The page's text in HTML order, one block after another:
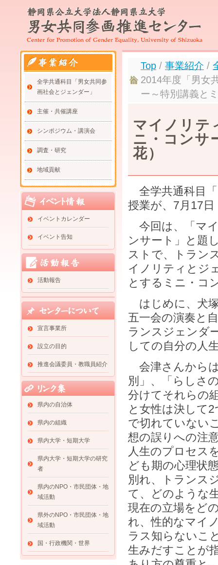
全学共通科目「男女共同参
画社会とジェンダー」
主催・共催講座
シンポジウム・講演会
調査・研究
地域貢献
イベントカレンダー
イベント告知
活動報告
宣言事業所
設立の目的
推進会議委員・教職員紹介
県内の自治体
県内の組織
県内大学・短期大学
県内大学・短期大学の研究
者
県内のNPO・市民団体・地
域活動
県外のNPO・市民団体・地
域活動
国・行政機関・世界
Top / 事業紹介 /
2014年度「男女
ー～特別講義と
マイノリテ
ニ・コンサ
花）
全学共通科目
授業が、7月17
今回は、「マ
ンサート」と題
ストで、トラン
イノリティとジ
とするミニ・コ
はじめに、犬
五一会の演奏と
ランスジェンダ
しての自分の人
会津さんから
別」、「らしさ
分けてそれらの
と女性は決して
で切れていない
想の誤りへの注
人生のプロセス
ども期の心理状
別れ、トランス
て、どのような
現在の立場をど
れ、性的なマイ
ラス知らないこ
生みだすことが